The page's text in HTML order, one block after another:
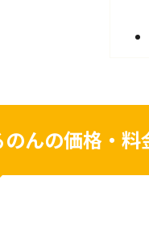
のんの価格・